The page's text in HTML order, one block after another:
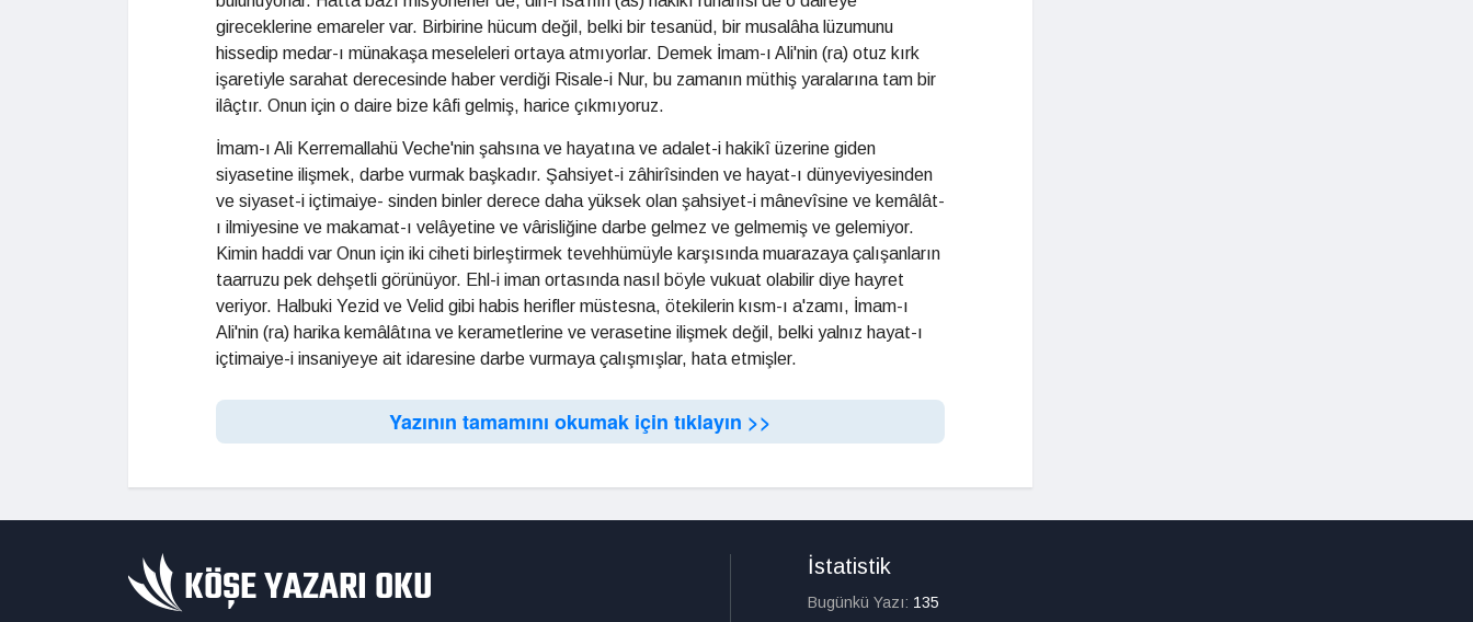
gireceklerine emareler var. Birbirine hücum değil, belki bir tesanüd, bir musalâha lüzumunu
hissedip medar-ı münakaşa meseleleri ortaya atmıyorlar. Demek İmam-ı Ali'nin (ra) otuz kırk
işaretiyle sarahat derecesinde haber verdiği Risale-i Nur, bu zamanın müthiş yaralarına tam bir
ilâçtır. Onun için o daire bize kâfi gelmiş, harice çıkmıyoruz.
İmam-ı Ali Kerremallahü Veche'nin şahsına ve hayatına ve adalet-i hakikî üzerine giden
siyasetine ilişmek, darbe vurmak başkadır. Şahsiyet-i zâhirîsinden ve hayat-ı dünyeviyesinden
ve siyaset-i içtimaiye- sinden binler derece daha yüksek olan şahsiyet-i mânevîsine ve kemâlât-
ı ilmiyesine ve makamat-ı velâyetine ve vârisliğine darbe gelmez ve gelmemiş ve gelemiyor.
Kimin haddi var Onun için iki ciheti birleştirmek tevehhümüyle karşısında muarazaya çalışanların
taarruzu pek dehşetli görünüyor. Ehl-i iman ortasında nasıl böyle vukuat olabilir diye hayret
veriyor. Halbuki Yezid ve Velid gibi habis herifler müstesna, ötekilerin kısm-ı a'zamı, İmam-ı
Ali'nin (ra) harika kemâlâtına ve kerametlerine ve verasetine ilişmek değil, belki yalnız hayat-ı
içtimaiye-i insaniyeye ait idaresine darbe vurmaya çalışmışlar, hata etmişler.
Yazının tamamını okumak için tıklayın >>
İstatistik
Bugünkü Yazı: 135